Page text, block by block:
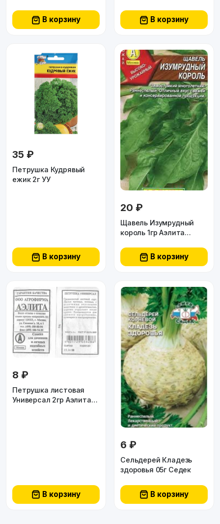
В корзину В корзину
35 ₽
Петрушка Кудрявый
ежик 2г УУ
В корзину
20 ₽
Щавель Изумрудный
король 1гр Аэлита
В корзину
8 ₽
Петрушка листовая
Универсал 2гр Аэлита
В корзину
6 ₽
Сельдерей Кладезь
здоровья 05г Седек
В корзину